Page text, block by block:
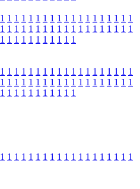
1 1 1 1 1 1 1 1 1 1 1 1 1 1 1 1 1 1 1
1 1 1 1 1 1 1 1 1 1 1 1 1 1 1 1 1 1 1
1 1 1 1 1 1 1 1 1 1 1
1 1 1 1 1 1 1 1 1 1 1 1 1 1 1 1 1 1 1
1 1 1 1 1 1 1 1 1 1 1 1 1 1 1 1 1 1 1
1 1 1 1 1 1 1 1 1 1 1
1 1 1 1 1 1 1 1 1 1 1 1 1 1 1 1 1 1 1